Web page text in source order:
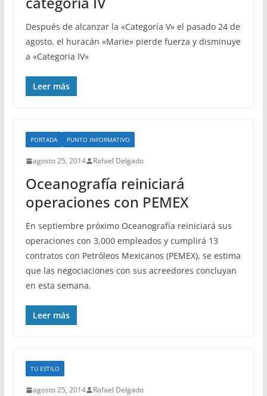
Después de alcanzar la «Categoría V» el pasado 24 de
agosto, el huracán «Marie» pierde fuerza y disminuye
a «Categoria IV»
Leer más
PORTADA PUNTO INFORMATIVO
agosto 25, 2014 Rafael Delgado
Oceanografía reiniciará
operaciones con PEMEX
En septiembre próximo Oceanografía reiniciará sus
operaciones con 3,000 empleados y cumplirá 13
contratos con Petróleos Mexicanos (PEMEX), se estima
que las negociaciones con sus acreedores concluyan
en esta semana.
Leer más
TU ESTILO
agosto 25, 2014 Rafael Delgado